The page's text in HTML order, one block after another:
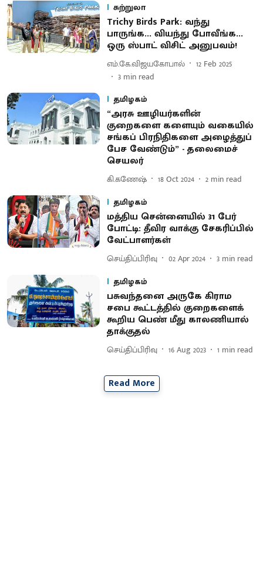
சுற்றுலா
Trichy Birds Park: வந்து
பாருங்க... வியந்து போவீங்க...
ஒரு ஸ்பாட் விசிட் அனுபவம்!
எம்.கே.விஜயகோபால்
12 Feb 2025
3 min read
தமிழகம்
“அரசு ஊழியர்களின்
குறைகளை களையும் வகையில்
சங்கப் பிரநிதிகளை அழைத்துப்
பேச வேண்டும்” - தலைமைச்
செயலர்
கி.கணேஷ் 18 Oct 2024 2 min read
தமிழகம்
மத்திய சென்னையில் 31 பேர்
போட்டி: தீவிர வாக்கு சேகரிப்பில்
வேட்பாளர்கள்
செய்திப்பிரிவு 02 Apr 2024 3 min read
தமிழகம்
பசுவந்தனை அருகே கிராம
சபை கூட்டத்தில் குறைகளைக்
கூறிய பெண் மீது காலணியால்
தாக்குதல்
செய்திப்பிரிவு 16 Aug 2023 1 min read
Read More